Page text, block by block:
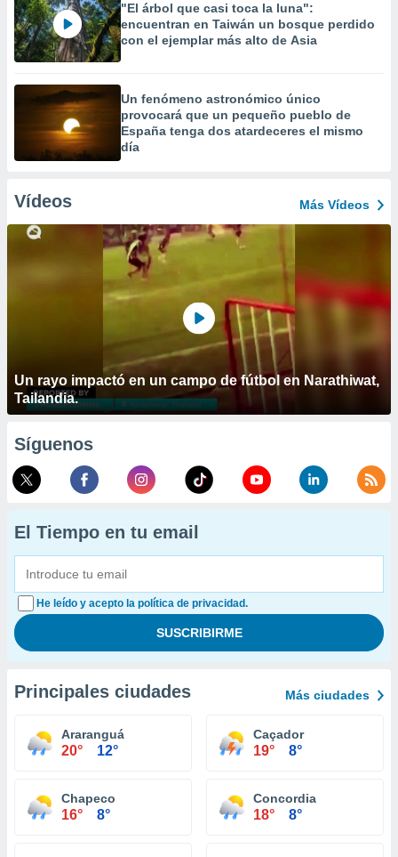
"El árbol que casi toca la luna":
encuentran en Taiwán un bosque perdido
con el ejemplar más alto de Asia
Un fenómeno astronómico único
provocará que un pequeño pueblo de
España tenga dos atardeceres el mismo
día
Vídeos Más Vídeos
Un rayo impactó en un campo de fútbol en Narathiwat,
Tailandia.
Síguenos
El Tiempo en tu email
He leído y acepto la política de privacidad.
Principales ciudades Más ciudades
Araranguá
20° 12°
Caçador
19° 8°
Chapeco
16° 8°
Concordia
18° 8°